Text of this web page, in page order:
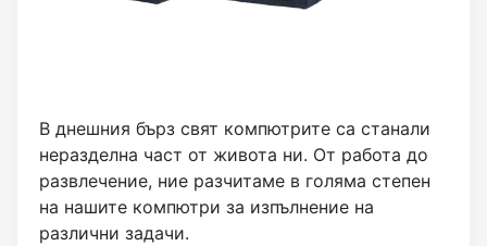
В днешния бърз свят компютрите са станали
неразделна част от живота ни. От работа до
развлечение, ние разчитаме в голяма степен
на нашите компютри за изпълнение на
различни задачи.